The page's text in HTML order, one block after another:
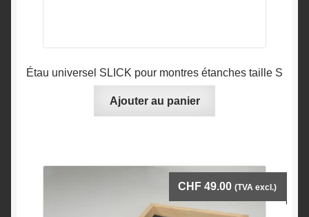
Étau universel SLICK pour montres étanches taille S
Ajouter au panier
CHF 49.00 (TVA excl.)